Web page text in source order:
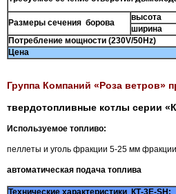
Размеры сечения борова
высота
ширина
Потребление мощности (230V/50Hz)
Цена
Группа Компаний «Роза ветров»
твердотопливные котлы серии
Используемое топливо:
пеллеты и уголь фракции 5-25 мм фракции
автоматическая подача топлива
Технические характеристики КТ-3Е-SH: